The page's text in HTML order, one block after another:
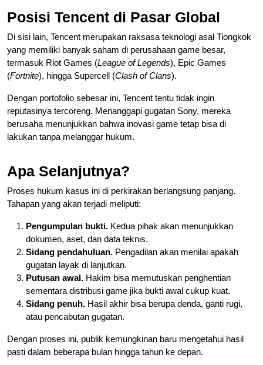
Posisi Tencent di Pasar Global
Di sisi lain, Tencent merupakan raksasa teknologi asal Tiongkok
yang memiliki banyak saham di perusahaan game besar,
termasuk Riot Games (League of Legends), Epic Games
(Fortnite), hingga Supercell (Clash of Clans).
Dengan portofolio sebesar ini, Tencent tentu tidak ingin
reputasinya tercoreng. Menanggapi gugatan Sony, mereka
berusaha menunjukkan bahwa inovasi game tetap bisa di
lakukan tanpa melanggar hukum.
Apa Selanjutnya?
Proses hukum kasus ini di perkirakan berlangsung panjang.
Tahapan yang akan terjadi meliputi:
Pengumpulan bukti. Kedua pihak akan menunjukkan
dokumen, aset, dan data teknis.
Sidang pendahuluan. Pengadilan akan menilai apakah
gugatan layak di lanjutkan.
Putusan awal. Hakim bisa memutuskan penghentian
sementara distribusi game jika bukti awal cukup kuat.
Sidang penuh. Hasil akhir bisa berupa denda, ganti rugi,
atau pencabutan gugatan.
Dengan proses ini, publik kemungkinan baru mengetahui hasil
pasti dalam beberapa bulan hingga tahun ke depan.